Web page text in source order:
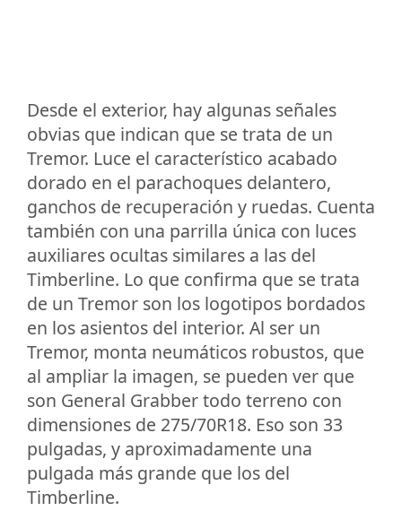
Desde el exterior, hay algunas señales
obvias que indican que se trata de un
Tremor. Luce el característico acabado
dorado en el parachoques delantero,
ganchos de recuperación y ruedas. Cuenta
también con una parrilla única con luces
auxiliares ocultas similares a las del
Timberline. Lo que confirma que se trata
de un Tremor son los logotipos bordados
en los asientos del interior. Al ser un
Tremor, monta neumáticos robustos, que
al ampliar la imagen, se pueden ver que
son General Grabber todo terreno con
dimensiones de 275/70R18. Eso son 33
pulgadas, y aproximadamente una
pulgada más grande que los del
Timberline.